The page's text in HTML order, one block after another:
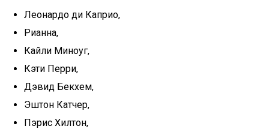
Леонардо ди Каприо,
Рианна,
Кайли Миноуг,
Кэти Перри,
Дэвид Бекхем,
Эштон Катчер,
Пэрис Хилтон,